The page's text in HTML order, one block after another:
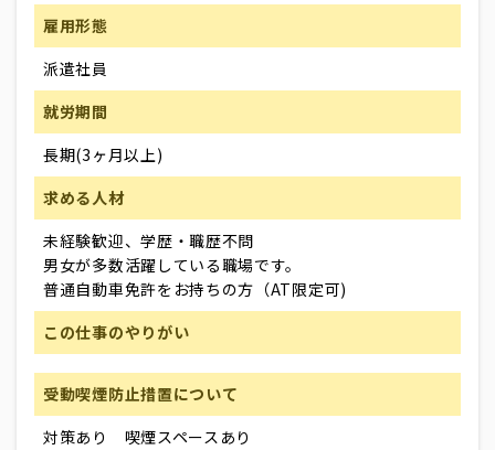
雇用形態
派遣社員
就労期間
長期(3ヶ月以上)
求める人材
未経験歓迎、学歴・職歴不問
男女が多数活躍している職場です。
普通自動車免許をお持ちの方（AT限定可)
この仕事のやりがい
受動喫煙防止措置について
対策あり 喫煙スペースあり